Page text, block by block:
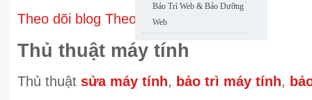
Bảo Trì Web & Bảo Dưỡng
Web
Theo dõi blog Theo dõi qua RSS
Thủ thuật máy tính
Thủ thuật sửa máy tính, bảo trì máy tính,